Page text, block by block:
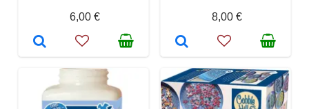
6,00 €
8,00 €